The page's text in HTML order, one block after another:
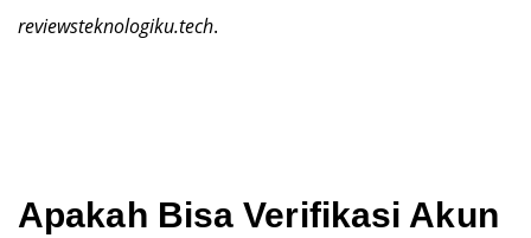
reviewsteknologiku.tech.
Apakah Bisa Verifikasi Akun